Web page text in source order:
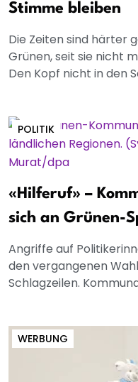
Stimme bleiben
Die Zeiten sind härter
Grünen, seit sie nicht
Den Kopf nicht in den
POLITIK
«Hilferuf» –
sich an Grünen-
Angriffe auf
den vergangenen
Schlagzeilen.
WERBUNG